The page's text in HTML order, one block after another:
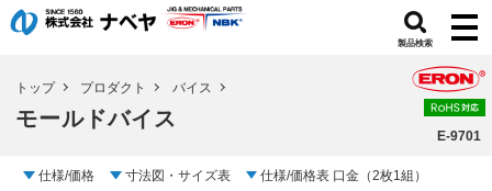
製品検索
トップ プロダクト バイス
モールドバイス
E-9701
仕様/価格 寸法図・サイズ表
仕様/価格表 口金（2枚1組）